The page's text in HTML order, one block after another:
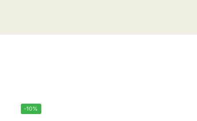
-10%